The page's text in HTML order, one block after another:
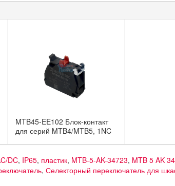
MTB45-EE102 Блок-контакт
для серий MTB4/MTB5, 1NC
DC, IP65, пластик, MTB-5-AK-34723, MTB 5 AK
, Селекторный переключатель для